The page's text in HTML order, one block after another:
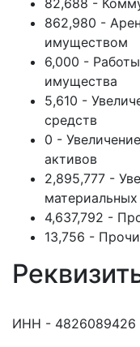
82,688 -
862,980 -
имуществом
6,000 -
имущества
5,610 -
средств
0 -
активов
2,895,777 -
материальных
4,637,792 -
13,756 -
ИНН - 4826089426